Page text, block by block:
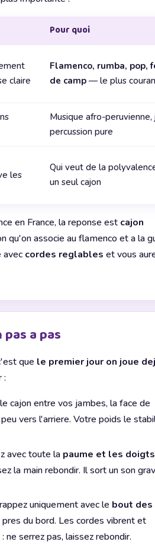
Pour quoi
claire
Flamenco, rumba, pop,
de camp — le plus
Musique afro-peruvienne,
percussion pure
les
Qui veut de la
un seul cajon
en France, la reponse est cajon
qu'on associe au flamenco et a la
avec cordes reglables et vous
a pas
que le premier jour on joue
:
cajon entre vos jambes, la face de
vers l'arriere. Votre poids le
avec toute la paume et les doigts
la main rebondir. Il sort un son
uniquement avec le bout des
pres du bord. Les cordes vibrent et
: ne serrez pas, laissez rebondir.